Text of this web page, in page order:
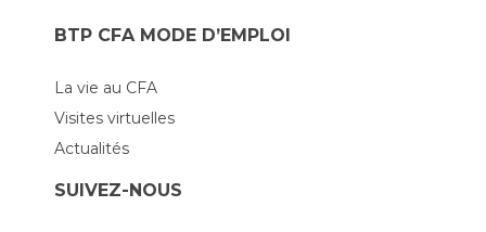
BTP CFA MODE D’EMPLOI
La vie au CFA
Visites virtuelles
Actualités
SUIVEZ-NOUS